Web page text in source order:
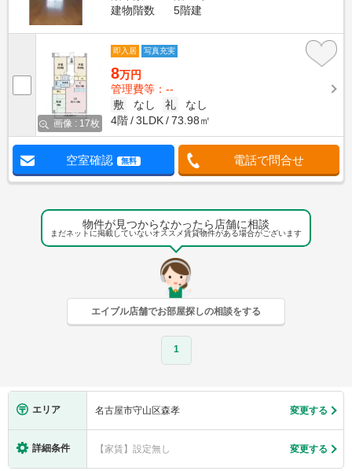
建物階数
5階建
画像 : 17枚
即入居 写真充実
8万円
管理費等：--
敷
なし 礼
なし
4階
3LDK 73.98㎡
空室確認 無料 電話で問合せ
物件が見つからなかったら店舗に相談
まだネットに掲載していないオススメ賃貸物件がある場合がございます
エイブル店舗でお部屋探しの相談をする
1
エリア 名古屋市守山区森孝 変更する
詳細条件 【家賃】設定無し 変更する